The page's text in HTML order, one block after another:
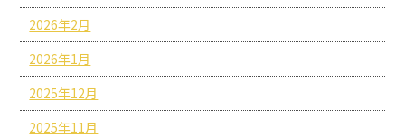
2026年2月
2026年1月
2025年12月
2025年11月